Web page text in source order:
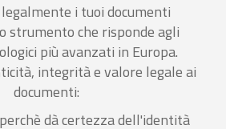
i tuoi documenti
strumento che risponde agli
più avanzati in Europa.
integrità e valore legale ai
documenti:
dà certezza dell'identità